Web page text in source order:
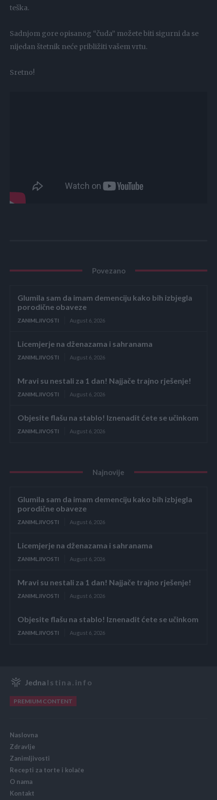
teška.
Sadnjom gore opisanog “čuda” možete biti sigurni da se
nijedan štetnik neće približiti vašem vrtu.
Sretno!
Povezano
Glumila sam da imam demenciju kako bih izbjegla
porodične obaveze
ZANIMLJIVOSTI August 6, 2026
Licemjerje na dženazama i sahranama
ZANIMLJIVOSTI August 6, 2026
Mravi su nestali za 1 dan! Najjače trajno rješenje!
ZANIMLJIVOSTI August 6, 2026
Objesite flašu na stablo! Iznenadit ćete se učinkom
ZANIMLJIVOSTI August 6, 2026
Najnovije
Glumila sam da imam demenciju kako bih izbjegla
porodične obaveze
ZANIMLJIVOSTI August 6, 2026
Licemjerje na dženazama i sahranama
ZANIMLJIVOSTI August 6, 2026
Mravi su nestali za 1 dan! Najjače trajno rješenje!
ZANIMLJIVOSTI August 6, 2026
Objesite flašu na stablo! Iznenadit ćete se učinkom
ZANIMLJIVOSTI August 6, 2026
Jedna Istina.info
PREMIUM CONTENT
Naslovna
Zdravlje
Zanimljivosti
Recepti za torte i kolače
O nama
Kontakt